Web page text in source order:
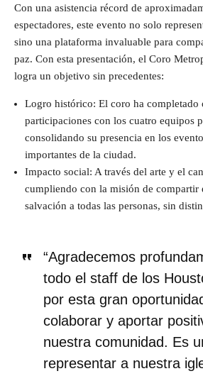
Con una asistencia récord de
espectadores, este evento no solo
sino una plataforma invaluable para
paz. Con esta presentación, el Coro
logra un objetivo sin precedentes:
Logro histórico: El coro ha completado
participaciones con los cuatro equipos
consolidando su presencia en los
importantes de la ciudad.
Impacto social: A través del arte y el
cumpliendo con la misión de compartir
salvación a todas las personas, sin
“Agradecemos
todo el staff de los
por esta gran
colaborar y aportar
nuestra comunidad. Es
representar a nuestra